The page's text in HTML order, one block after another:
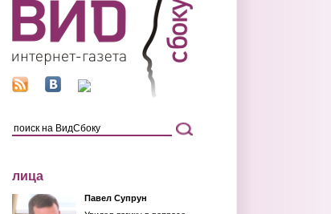
лица
Павел Супрун